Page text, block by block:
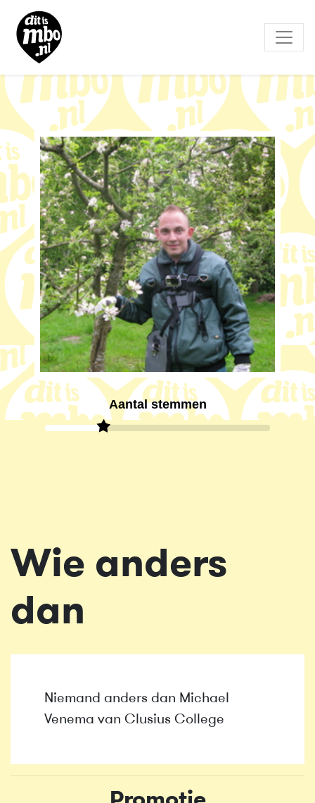
Aantal stemmen
Wie anders
dan
Niemand anders dan Michael
Venema van Clusius College